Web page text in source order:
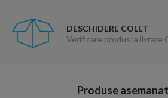
DESCHIDERE COLET
Verificare produs la livrare
Produse